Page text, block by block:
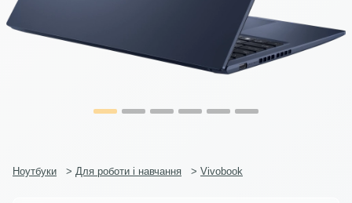
Ноутбуки > Для роботи і навчання > Vivobook